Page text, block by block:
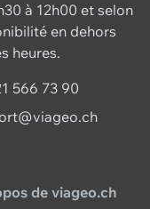
à 12h00 et selon
en dehors
heures.
566 73 90
de viageo.ch